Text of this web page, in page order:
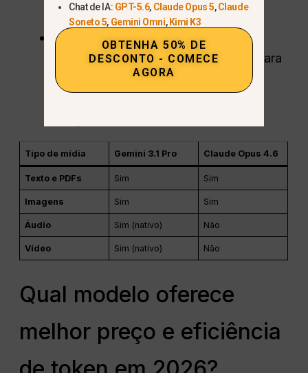
etapas.
Limites atuais:Ambos os modelos
ainda têm um pouco de dificuldade para
ler caligrafias confusas ou entender
Tipo de mídia Gemini 3.1 Pro Claude Opus 4.6
Texto e PDFs Sim Sim
Imagens Sim Sim
Áudio Sim (nativo) Não
Vídeo Sim (nativo) Não
Qual modelo oferece
melhor preço e eficiência
Chat de IA: GPT-5.6, Claude Opus 5,Claude
Soneto 5, Gemini Omni, Kimi K3
OBTENHA 50% DE
DESCONTO - COMECE
AGORA